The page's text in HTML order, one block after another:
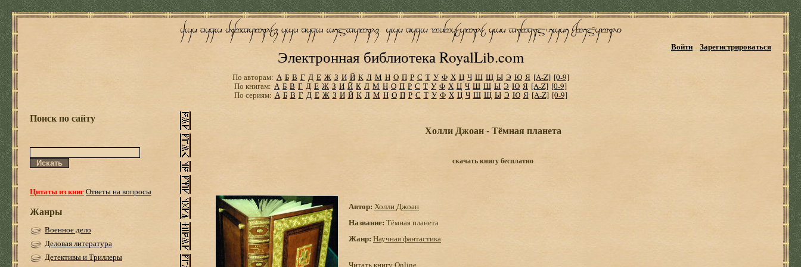
Электронная библиотека RoyalLib.com
Войти Зарегистрироваться
По авторам: А Б В Г Д Е Ж З И Й К Л М Н О П Р С Т У Ф Х Ц Ч Ш Щ Ы Э Ю Я [A-Z] [0-9]
По книгам: А Б В Г Д Е Ж З И Й К Л М Н О П Р С Т У Ф Х Ц Ч Ш Щ Ы Э Ю Я [A-Z] [0-9]
По сериям: А Б В Г Д Е Ж З И Й К Л М Н О П Р С Т У Ф Х Ц Ч Ш Щ Ы Э Ю Я [A-Z] [0-9]
Поиск по сайту
Цитаты из книгОтветы на вопросы
Жанры
Военное дело
Деловая литература
Детективы и Триллеры
Холли Джоан - Тёмная планета
скачать книгу бесплатно
Автор: Холли Джоан
Название: Тёмная планета
Жанр: Научная фантастика
Читать книгу Online